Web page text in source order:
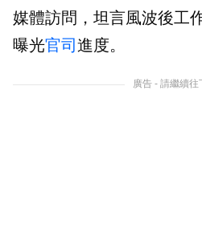
媒體訪問，坦言風波後工
曝光官司 進度。
廣告 - 請繼續往